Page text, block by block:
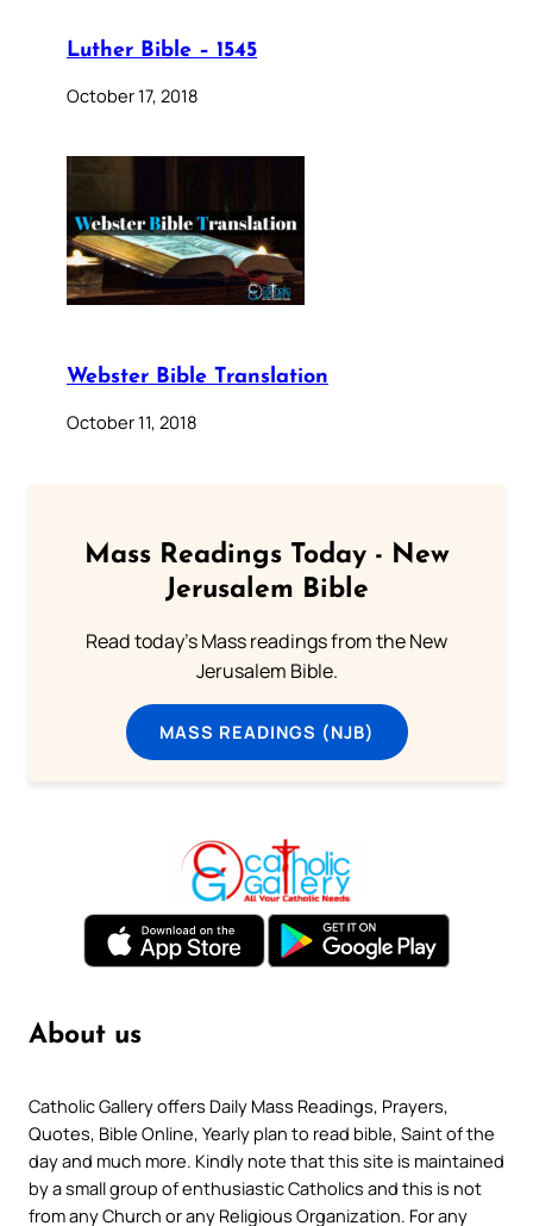
Luther Bible – 1545
October 17, 2018
Webster Bible Translation
October 11, 2018
Mass Readings Today - New
Jerusalem Bible
Read today's Mass readings from the New
Jerusalem Bible.
MASS READINGS (NJB)
About us
Catholic Gallery offers Daily Mass Readings, Prayers,
Quotes, Bible Online, Yearly plan to read bible, Saint of the
day and much more. Kindly note that this site is maintained
by a small group of enthusiastic Catholics and this is not
from any Church or any Religious Organization. For any